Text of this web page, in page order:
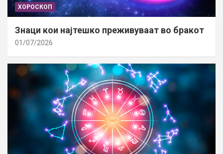
ХОРОСКОП
Знаци кои најтешко преживуваат во бракот
01/07/2026